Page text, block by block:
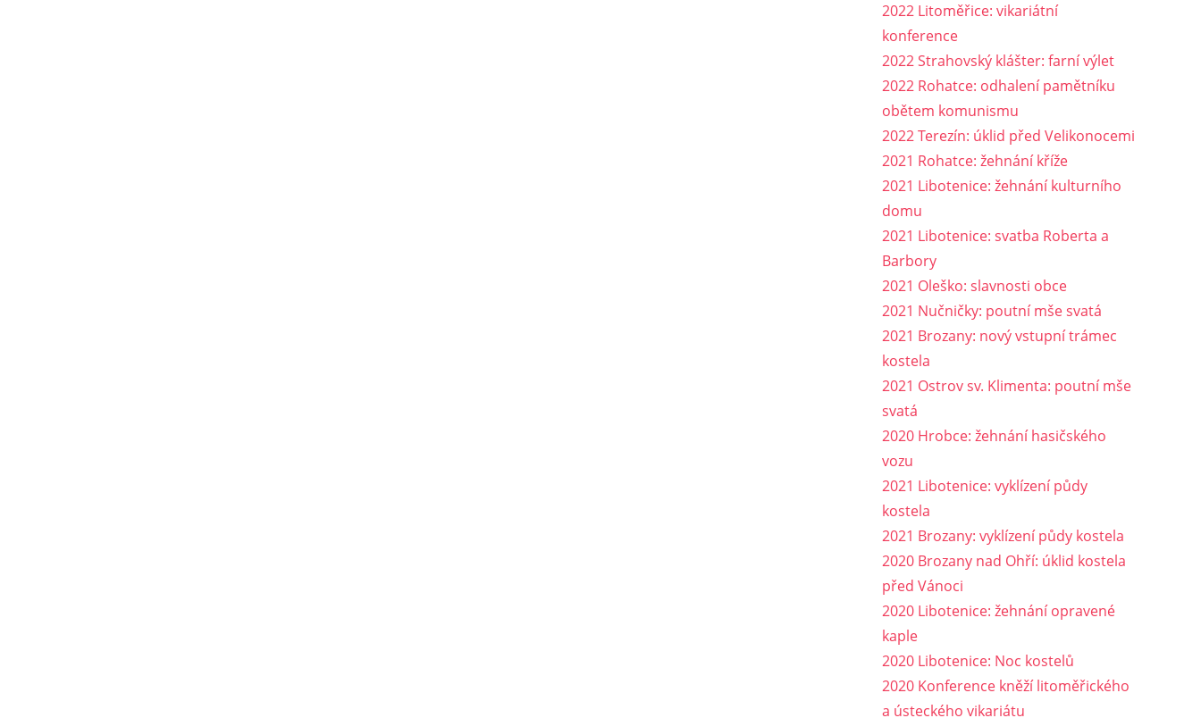
2022 Litoměřice: vikariátní
konference
2022 Strahovský klášter: farní výlet
2022 Rohatce: odhalení pamětníku
obětem komunismu
2022 Terezín: úklid před Velikonocemi
2021 Rohatce: žehnání kříže
2021 Libotenice: žehnání kulturního
domu
2021 Libotenice: svatba Roberta a
Barbory
2021 Oleško: slavnosti obce
2021 Nučničky: poutní mše svatá
2021 Brozany: nový vstupní trámec
kostela
2021 Ostrov sv. Klimenta: poutní mše
svatá
2020 Hrobce: žehnání hasičského
vozu
2021 Libotenice: vyklízení půdy
kostela
2021 Brozany: vyklízení půdy kostela
2020 Brozany nad Ohří: úklid kostela
před Vánoci
2020 Libotenice: žehnání opravené
kaple
2020 Libotenice: Noc kostelů
2020 Konference kněží litoměřického
a ústeckého vikariátu